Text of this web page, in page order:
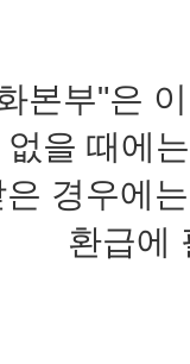
본부"은
을 때에
경우에
환급에